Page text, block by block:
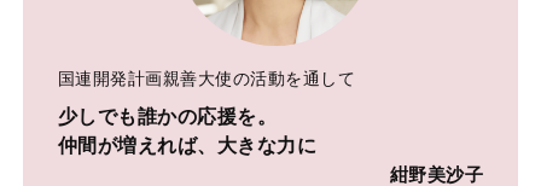
国連開発計画親善大使の活動を通して
少しでも誰かの応援を。
仲間が増えれば、大きな力に
紺野美沙子